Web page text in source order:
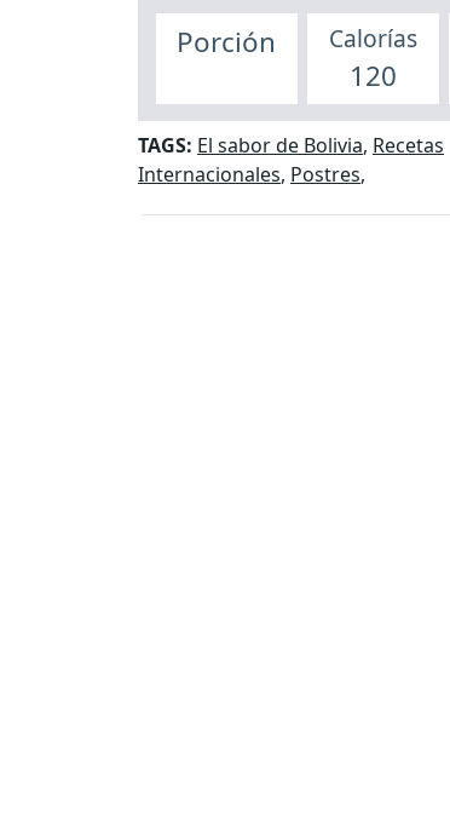
Porción Calorías
120
TAGS: El sabor de Bolivia, Recetas
Internacionales, Postres,